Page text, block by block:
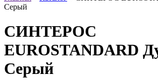
Серый
СИНТЕРОС
EUROSTANDARD
Серый